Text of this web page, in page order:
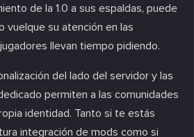
de la 1.0 a sus espaldas, puede
vuelque su atención en las
llevan tiempo pidiendo.
del lado del servidor y las
permiten a las comunidades
identidad. Tanto si te estás
integración de mods como si